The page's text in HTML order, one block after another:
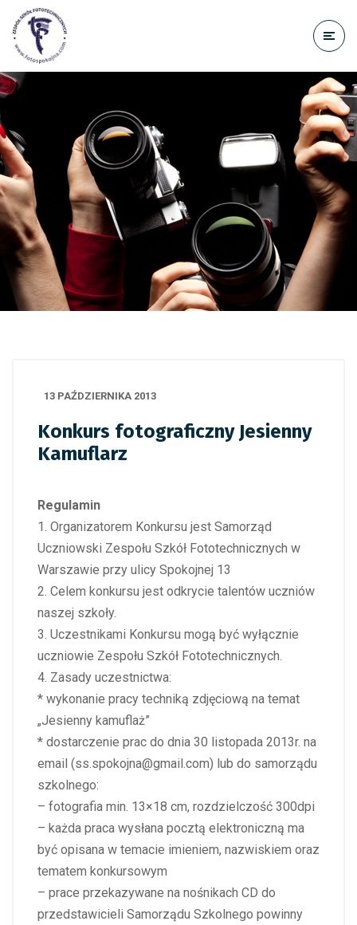
treści
13 PAŹDZIERNIKA 2013
Konkurs fotograficzny Jesienny
Kamuflarz
Regulamin
1. Organizatorem Konkursu jest Samorząd
Uczniowski Zespołu Szkół Fototechnicznych w
Warszawie przy ulicy Spokojnej 13
2. Celem konkursu jest odkrycie talentów uczniów
naszej szkoły.
3. Uczestnikami Konkursu mogą być wyłącznie
uczniowie Zespołu Szkół Fototechnicznych.
4. Zasady uczestnictwa:
* wykonanie pracy techniką zdjęciową na temat
„Jesienny kamuflaż”
* dostarczenie prac do dnia 30 listopada 2013r. na
email (ss.spokojna@gmail.com) lub do samorządu
szkolnego:
– fotografia min. 13×18 cm, rozdzielczość 300dpi
– każda praca wysłana pocztą elektroniczną ma
być opisana w temacie imieniem, nazwiskiem oraz
tematem konkursowym
– prace przekazywane na nośnikach CD do
przedstawicieli Samorządu Szkolnego powinny